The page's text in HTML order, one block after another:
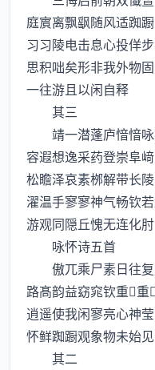
庭賔离飘飖随风适踟
习习陵电击息心投佯
思积咄矣形非我外物
一往游且以闲自释
其三
靖一潜蓬庐愔愔咏
容遐想逸采药登崇阜
松瞻泽哀素桞解带长
濯温手寥寥神气畅钦
游观同隠丘愧无连化肘
咏怀诗五首
傲兀乘尸素日往复
路髙韵益窈窕钦重
逍遥使我闲寥亮心神
怀鲜踟蹰观象物未始
其二